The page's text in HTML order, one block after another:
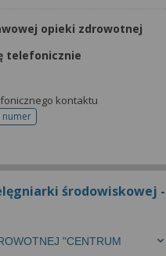
opieki zdrowotnej
telefonicznie
kontaktu
numerdo rejestracji
środowiskowej -
"CENTRUM